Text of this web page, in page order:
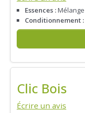
Essences :Mélange
Conditionnement :
Clic Bois
Écrire un avis